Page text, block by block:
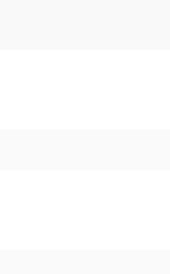
som ligg til